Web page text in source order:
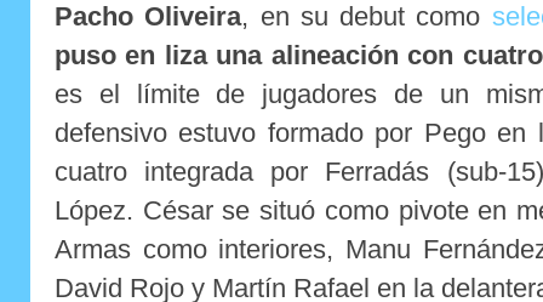
Pacho Oliveira, en su debut como
puso en liza una alineación con
es el límite de jugadores de un
defensivo estuvo formado por Pego
cuatro integrada por Ferradás (sub-
López. César se situó como pivote en
Armas como interiores, Manu
David Rojo y Martín Rafael en la